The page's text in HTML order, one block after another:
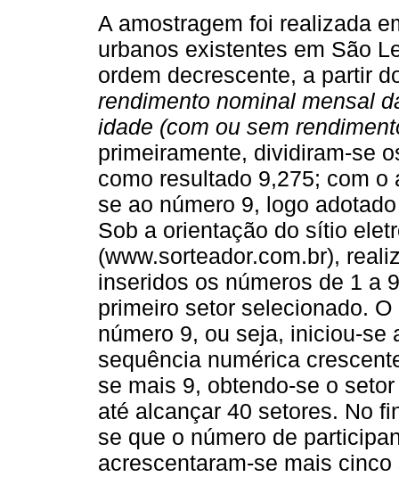
A amostragem foi realizada
urbanos existentes em São
ordem decrescente, a partir
rendimento nominal mensal
idade (com ou sem
primeiramente, dividiram-se
como resultado 9,275; com
se ao número 9, logo
Sob a orientação do sítio
(www.sorteador.com.br),
inseridos os números de 1 a
primeiro setor selecionado.
número 9, ou seja, iniciou-se
sequência numérica
se mais 9, obtendo-se o
até alcançar 40 setores. No
se que o número de
acrescentaram-se mais